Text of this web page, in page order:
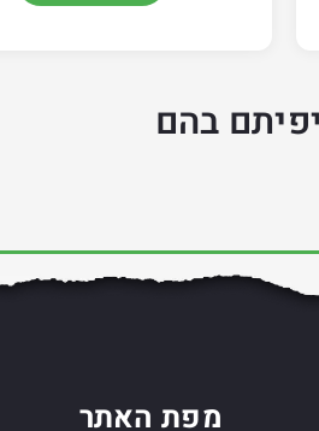
בהם
מפת האתר